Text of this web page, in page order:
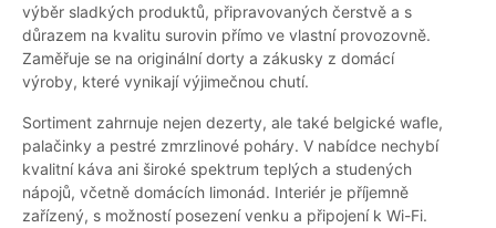
výběr sladkých produktů, připravovaných čerstvě a s
důrazem na kvalitu surovin přímo ve vlastní provozovně.
Zaměřuje se na originální dorty a zákusky z domácí
výroby, které vynikají výjimečnou chutí.
Sortiment zahrnuje nejen dezerty, ale také belgické wafle,
palačinky a pestré zmrzlinové poháry. V nabídce nechybí
kvalitní káva ani široké spektrum teplých a studených
nápojů, včetně domácích limonád. Interiér je příjemně
zařízený, s možností posezení venku a připojení k Wi-Fi.